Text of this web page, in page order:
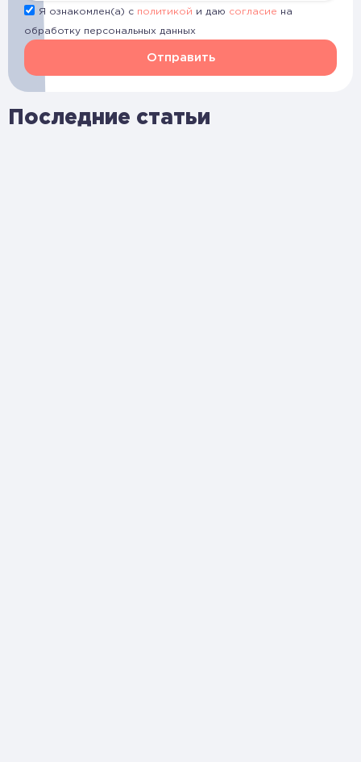
Последние статьи
Я ознакомлен(а) с политикой и даю согласие на
обработку персональных данных
Отправить